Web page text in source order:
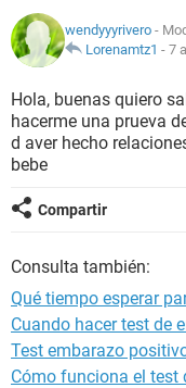
NUTRICIÓN
SEXUALIDAD
wendyyyrivero -
Lorenamtz1 - 7
Hola, buenas quiero
hacerme una prueva
d aver hecho
bebe
Compartir
Consulta también:
Qué tiempo esperar
Cuando hacer test de
Test embarazo
Cómo funciona el test